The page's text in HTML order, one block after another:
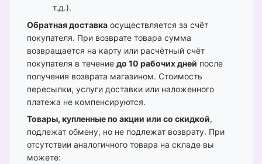
т.д.).
Обратная доставка осуществляется за счёт
покупателя. При возврате товара сумма
возвращается на карту или расчётный счёт
покупателя в течение до 10 рабочих дней после
получения возврата магазином. Стоимость
пересылки, услуги доставки или наложенного
платежа не компенсируются.
Товары, купленные по акции или со скидкой,
подлежат обмену, но не подлежат возврату. При
отсутствии аналогичного товара на складе вы
можете: